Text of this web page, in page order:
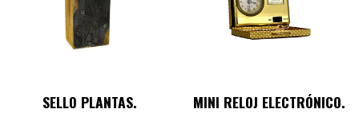
SELLO PLANTAS. MINI RELOJ ELECTRÓNICO.